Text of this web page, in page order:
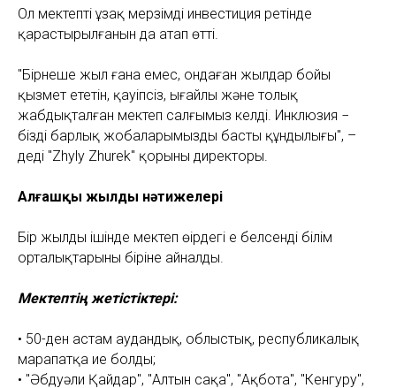
Ол мектептің ұзақ мерзімді инвестиция ретінде
қарастырылғанын да атап өтті.
"Бірнеше жыл ғана емес, ондаған жылдар бойы
қызмет ететін, қауіпсіз, ыңғайлы және толық
жабдықталған мектеп салғымыз келді. Инклюзия −
біздің барлық жобаларымыздың басты құндылығы", –
деді "Zhyly Zhurek" қорының директоры.
Алғашқы жылдың нәтижелері
Бір жылдың ішінде мектеп өңірдегі ең белсенді білім
орталықтарының біріне айналды.
Мектептің жетістіктері:
• 50-ден астам аудандық, облыстық, республикалық
марапатқа ие болды;
• "Әбдуәли Қайдар", "Алтын сақа", "Ақбота", "Кенгуру",